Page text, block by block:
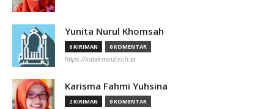
Yunita Nurul Khomsah
6 KIRIMAN 0 KOMENTAR
https://sdtakmirul.sch.id
Karisma Fahmi Yuhsina
2 KIRIMAN 0 KOMENTAR